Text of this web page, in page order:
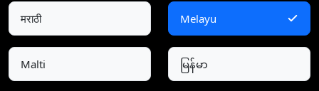
मराठी Melayu
Malti မြန်မာ